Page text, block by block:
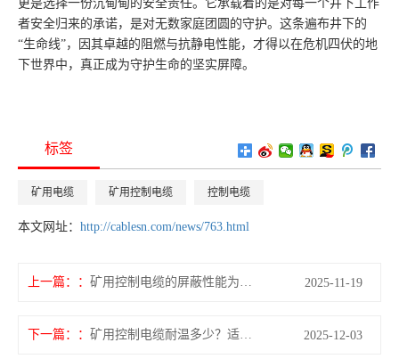
更是选择一份沉甸甸的安全责任。它承载着的是对每一个井下工作
者安全归来的承诺，是对无数家庭团圆的守护。这条遍布井下的
“生命线”，因其卓越的阻燃与抗静电性能，才得以在危机四伏的地
下世界中，真正成为守护生命的坚实屏障。
标签
矿用电缆 矿用控制电缆 控制电缆
本文网址：http://cablesn.com/news/763.html
上一篇： 2025-11-19
下一篇： 2025-12-03